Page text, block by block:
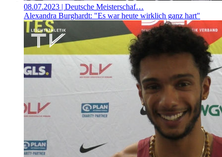
08.07.2023 | Deutsche Meisterschaf…
Alexandra Burghardt: "Es war heute wirklich ganz hart"